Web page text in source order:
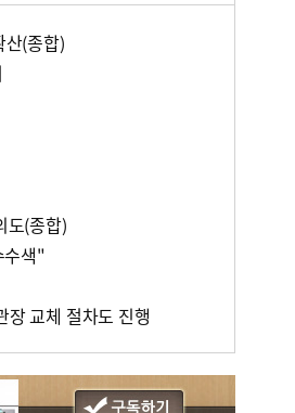
산(종합)
도(종합)
수색"
교체 절차도 진행